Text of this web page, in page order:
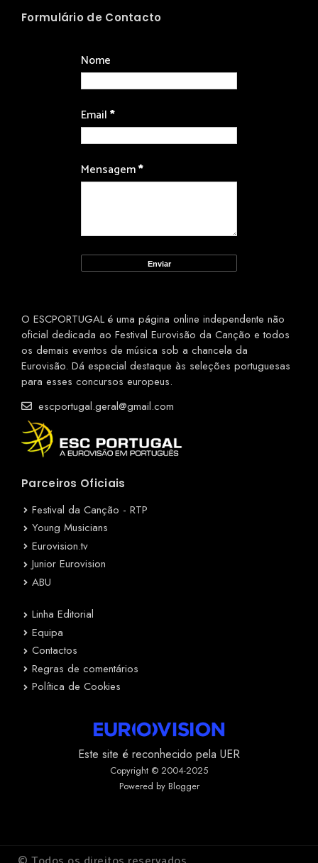
Formulário de Contacto
Nome
Email*
Mensagem*
O ESCPORTUGAL é uma página online independente não
oficial dedicada ao Festival Eurovisão da Canção e todos
os demais eventos de música sob a chancela da
Eurovisão. Dá especial destaque às seleções portuguesas
para esses concursos europeus.
escportugal.geral@gmail.com
Parceiros Oficiais
Festival da Canção - RTP
Young Musicians
Eurovision.tv
Junior Eurovision
ABU
Linha Editorial
Equipa
Contactos
Regras de comentários
Política de Cookies
Este site é reconhecido pela UER
Copyright © 2004-2025
Powered by Blogger